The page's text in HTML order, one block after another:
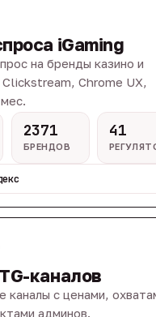
iGaming
на бренды казино и
Chrome UX,
2371
БРЕНДОВ
41
каналов
каналы с ценами,
админов.